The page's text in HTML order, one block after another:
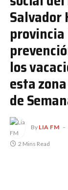
Salvador
los
esta
de
By LIA FM
2 Mins Read